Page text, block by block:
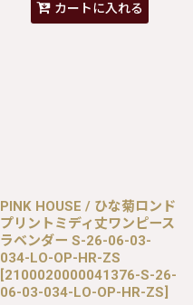
カートに入れる
PINK HOUSE / ひな菊ロンド
プリントミディ丈ワンピース
ラベンダー S-26-06-03-
034-LO-OP-HR-ZS
[2100020000041376-S-26-
06-03-034-LO-OP-HR-ZS]